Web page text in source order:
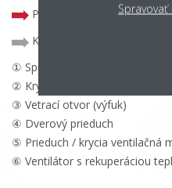
Prúd vzduchu vychádzajúci
Klimatizácia cirkuluje iba
① Spínač diaľkového ovládača
② Kryt ventilátora
③ Vetrací otvor (výfuk)
④ Dverový prieduch
⑤ Prieduch / krycia ventilačná
⑥ Ventilátor s rekuperáciou